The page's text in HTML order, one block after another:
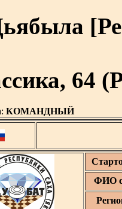
64
КОМАНДНЫЙ
ФИО